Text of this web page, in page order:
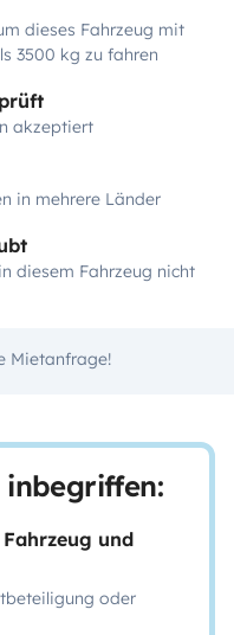
dieses Fahrzeug mit
3500 kg zu fahren
akzeptiert
in mehrere Länder
diesem Fahrzeug nicht
Mietanfrage!
und
oder